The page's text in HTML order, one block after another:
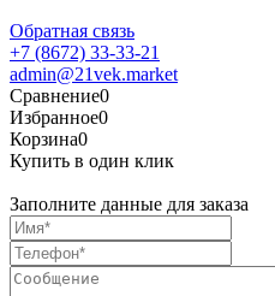
Обратная связь
+7 (8672) 33-33-21
admin@21vek.market
Сравнение0
Избранное0
Корзина0
Купить в один клик
Заполните данные для заказа